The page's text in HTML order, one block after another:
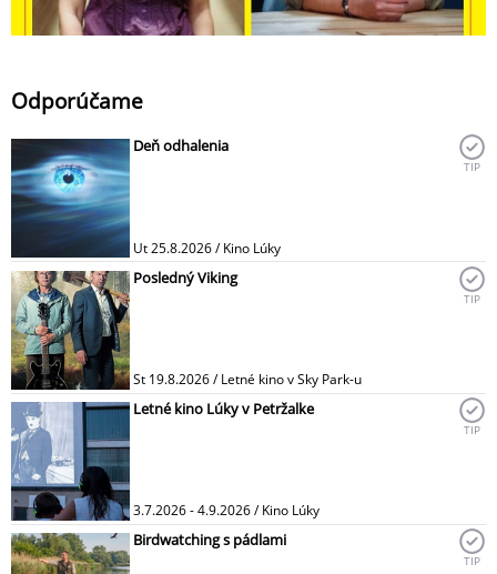
Odporúčame
Deň odhalenia
Ut 25.8.2026 / Kino Lúky
TIP
Posledný Viking
St 19.8.2026 / Letné kino v Sky Park-u
TIP
Letné kino Lúky v Petržalke
3.7.2026 - 4.9.2026 / Kino Lúky
TIP
Birdwatching s pádlami
TIP